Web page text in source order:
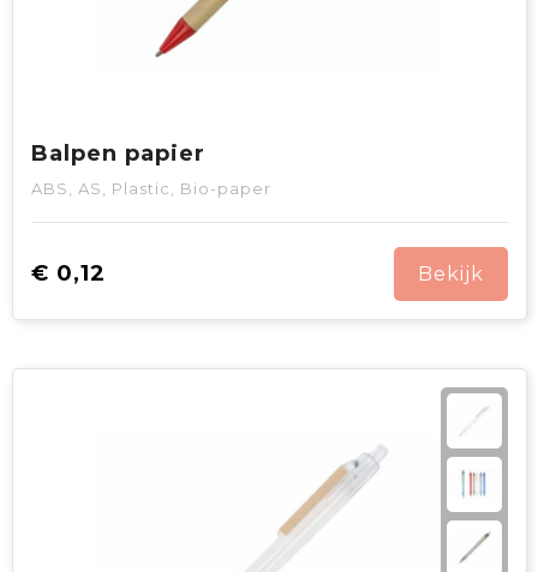
Balpen papier
ABS, AS, Plastic, Bio-paper
€ 0,12 Bekijk